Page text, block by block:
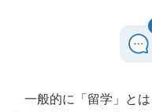
一般的に「留学」とは